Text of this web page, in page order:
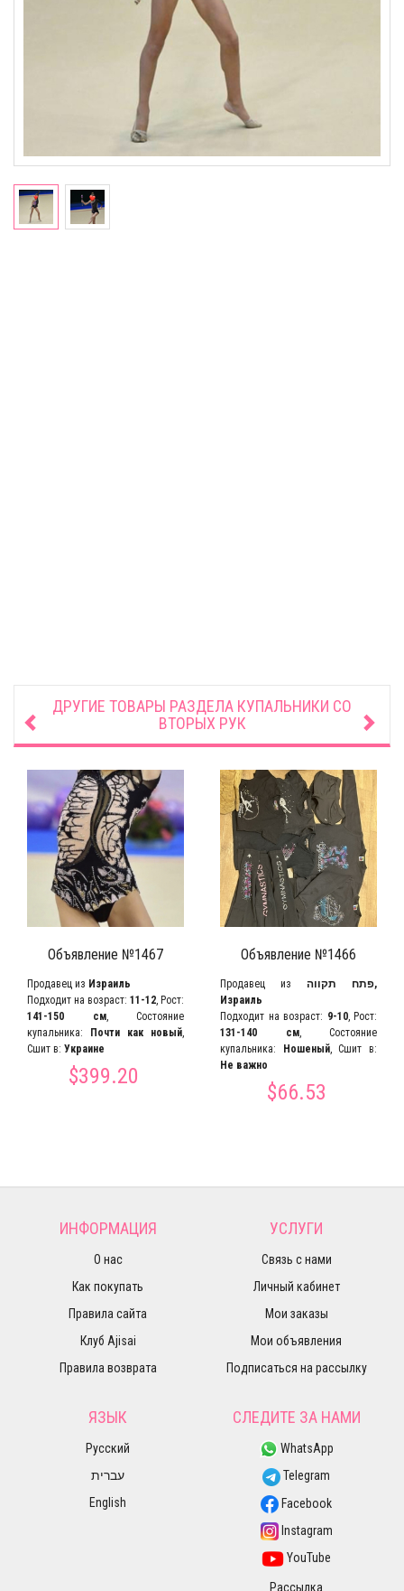
ДРУГИЕ ТОВАРЫ РАЗДЕЛА КУПАЛЬНИКИ СО
ВТОРЫХ РУК
Объявление №1467
Продавец из Израиль
Подходит на возраст: 11-12, Рост:
141-150 см, Состояние
купальника:
Почти как новый,
Сшит в: Украине
$399.20
Объявление №1466
Продавец из פתח תקווה,
Израиль
Подходит на возраст: 9-10, Рост:
131-140 см, Состояние
купальника:
Ношеный, Сшит в:
Не важно
$66.53
ИНФОРМАЦИЯ
О нас
Как покупать
Правила сайта
Клуб Ajisai
Правила возврата
УСЛУГИ
Связь с нами
Личный кабинет
Мои заказы
Мои объявления
Подписаться на рассылку
ЯЗЫК
Русский
עברית
English
СЛЕДИТЕ ЗА НАМИ
WhatsApp
Telegram
Facebook
Instagram
YouTube
Рассылка